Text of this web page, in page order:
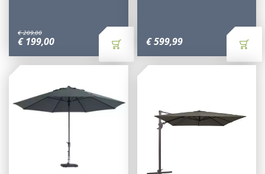
€ 209,00
€ 199,00 € 599,99